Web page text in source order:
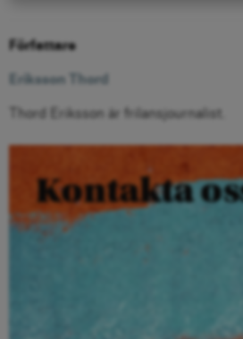
Författare
Eriksson Thord
Thord Eriksson är frilansjournalist.
Kontakta